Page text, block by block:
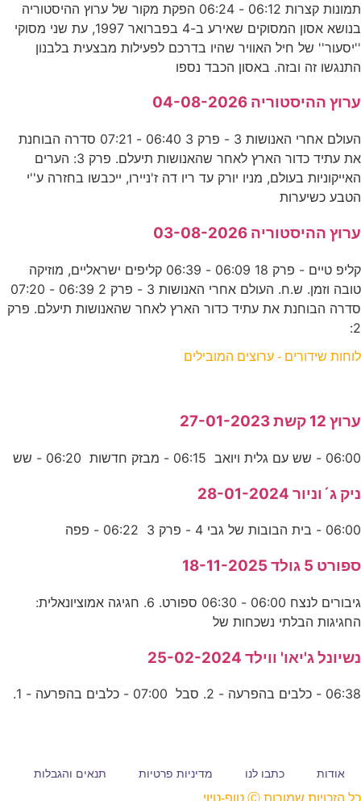
תמונות קצרות 06:12 - 06:24 הפקת מקור של ערוץ ההיסטוריה
בנושא אסון המסוקים שאירע ב-4 בפברואר 1997, עת שני מסוקי
''יסעור'' של חיל האוויר שהיו בדרכם לפעילות מבצעית בלבנון
התנגשו זה ובזה. באסון הכבד נספו
ערוץ ההיסטוריה 04-08-2026
העולם אחרי האנושות 3 - פרק 3 06:40 - 07:21 סדרה הבוחנת
את עתיד כדור הארץ לאחר שהאנושות תיעלם. פרק 3: הערים
האייקוניות בעולם, מניו יורק עד ריו דה ז'ניירו, ייכבשו בחזרה ע''י
הטבע כשיערות
ערוץ ההיסטוריה 03-08-2026
קליפ טיים - פרק 18 06:09 - 06:39 קליפים ישראליים, מוזיקה
טובה וזמן. ש.ח. העולם אחרי האנושות 3 - פרק 2 06:39 - 07:20
סדרה הבוחנת את עתיד כדור הארץ לאחר שהאנושות תיעלם. פרק
2:
לוחות שידורים - ערוצים המובילים
ערוץ 12 קשת 27-01-2023
06:00 - שש עם גלית ויואב 06:15 - מבזק חדשות 06:20 - שש
ניק ג´וניור 28-01-2024
06:00 - בית הבובות של גבי 4 - פרק 3 06:22 - פפה
ספורט 5 גולד 18-11-2025
גיבורים לנצח 06:00 - 06:30 ספורט. 6. חגיגה אמוציונאלית:
החגיגות הבלתי נשכחות של
נשיונל ג'יאו' ווילד 25-02-2024
06:38 - כלבים בהפרעה - 2. סבל 07:00 - כלבים בהפרעה - 1.
אודות כתבו לנו מדיניות פרטיות תנאים והגבלות